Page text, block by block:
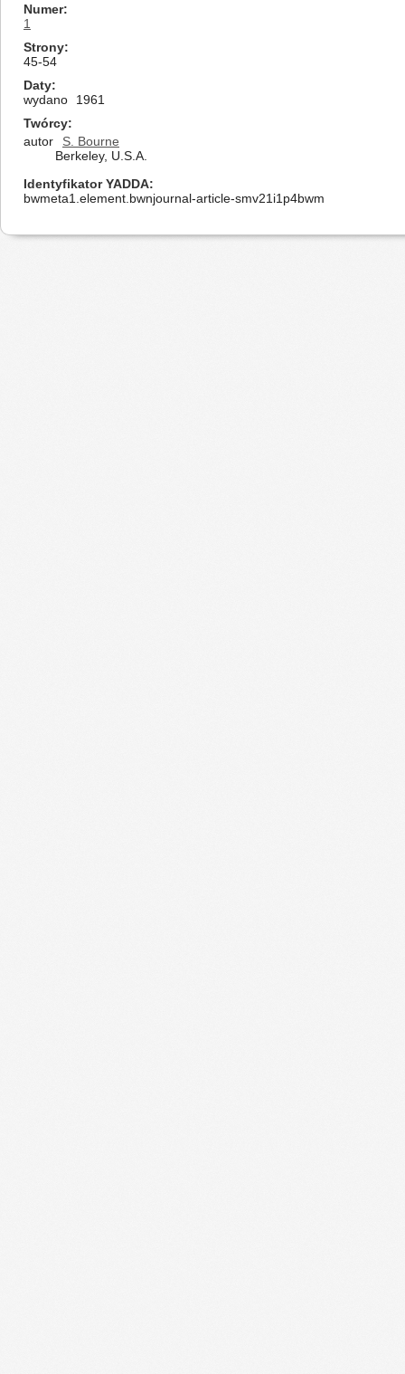
Numer
1
Strony
45-54
Daty
wydano
1961
Twórcy
autor
S. Bourne
Berkeley, U.S.A.
Identyfikator YADDA
bwmeta1.element.bwnjournal-article-smv21i1p4bwm